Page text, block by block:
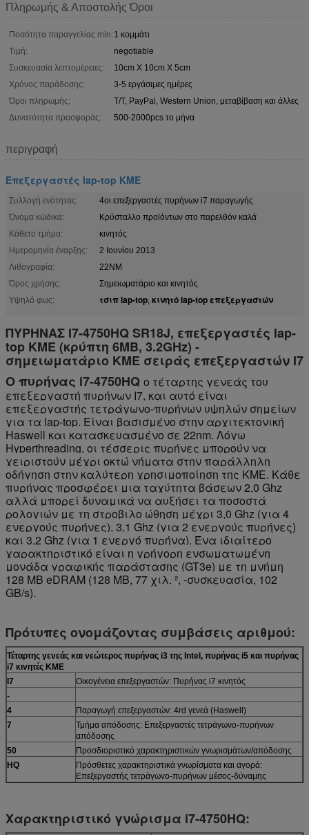
Πληρωμής & Αποστολής Όροι
Ποσότητα παραγγελίας min: 1 κομμάτι
Τιμή:
negotiable
Συσκευασία λεπτομέρειες:
10cm X 10cm X 5cm
Χρόνος παράδοσης:
3-5 εργάσιμες ημέρες
Όροι πληρωμής:
T/T, PayPal, Western Union, μεταβίβαση και άλλες
Δυνατότητα προσφοράς:
500-2000pcs το μήνα
περιγραφή
Επεξεργαστές lap-top ΚΜΕ
Συλλογή ενότητας:
4οι επεξεργαστές πυρήνων i7 παραγωγής
Όνομα κώδικα:
Κρύσταλλο προϊόντων στο παρελθόν καλά
Κάθετο τμήμα:
κινητός
Ημερομηνία έναρξης:
2 Ιουνίου 2013
Λιθογραφία:
22NM
Όρος χρήσης:
Σημειωματάριο και κινητός
Υψηλό φως:
τσιπ lap-top, κινητό lap-top επεξεργαστών
ΠΥΡΗΝΑΣ I7-4750HQ SR18J, επεξεργαστές lap-
top ΚΜΕ (κρύπτη 6MB, 3.2GHz) -
σημειωματάριο ΚΜΕ σειράς επεξεργαστών I7
Ο πυρήνας i7-4750HQ ο τέταρτης γενεάς του
επεξεργαστή πυρήνων I7, και αυτό είναι
επεξεργαστής τετράγωνο-πυρήνων υψηλών σημείων
για τα lap-top. Είναι βασισμένο στην αρχιτεκτονική
Haswell και κατασκευασμένο σε 22nm. Λόγω
Hyperthreading, οι τέσσερις πυρήνες μπορούν να
χειριστούν μέχρι οκτώ νήματα στην παράλληλη
οδήγηση στην καλύτερη χρησιμοποίηση της ΚΜΕ. Κάθε
πυρήνας προσφέρει μια ταχύτητα βάσεων 2,0 Ghz
αλλά μπορεί δυναμικά να αυξήσει τα ποσοστά
ρολογιών με τη στροβιλο ώθηση μέχρι 3,0 Ghz (για 4
ενεργούς πυρήνες), 3,1 Ghz (για 2 ενεργούς πυρήνες)
και 3,2 Ghz (για 1 ενεργό πυρήνα). Ένα ιδιαίτερο
χαρακτηριστικό είναι η γρήγορη ενσωματωμένη
μονάδα γραφικής παράστασης (GT3e) με τη μνήμη
128 ΜΒ eDRAM (128 ΜΒ, 77 χιλ. ², -συσκευασία, 102
GB/s).
Πρότυπες ονομάζοντας συμβάσεις αριθμού:
Τέταρτης γενεάς και νεώτερος πυρήνας i3 της Intel, πυρήνας i5 και πυρήνας
i7 κινητές ΚΜΕ
I7
Οικογένεια επεξεργαστών: Πυρήνας i7 κινητός
-
4
Παραγωγή επεξεργαστών: 4rd γενεά (Haswell)
7
Τμήμα απόδοσης: Επεξεργαστές τετράγωνο-πυρήνων
απόδοσης
50
Προσδιοριστικό χαρακτηριστικών γνωρισμάτων/απόδοσης
HQ
Πρόσθετες χαρακτηριστικά γνωρίσματα και αγορά:
Επεξεργαστής τετράγωνο-πυρήνων μέσος-δύναμης
Χαρακτηριστικό γνώρισμα i7-4750HQ: